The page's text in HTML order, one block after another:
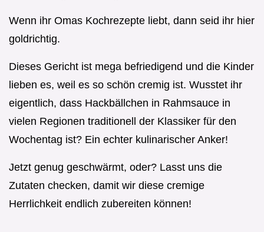
Wenn ihr Omas Kochrezepte liebt, dann seid ihr hier
goldrichtig.
Dieses Gericht ist mega befriedigend und die Kinder
lieben es, weil es so schön cremig ist. Wusstet ihr
eigentlich, dass Hackbällchen in Rahmsauce in
vielen Regionen traditionell der Klassiker für den
Wochentag ist? Ein echter kulinarischer Anker!
Jetzt genug geschwärmt, oder? Lasst uns die
Zutaten checken, damit wir diese cremige
Herrlichkeit endlich zubereiten können!